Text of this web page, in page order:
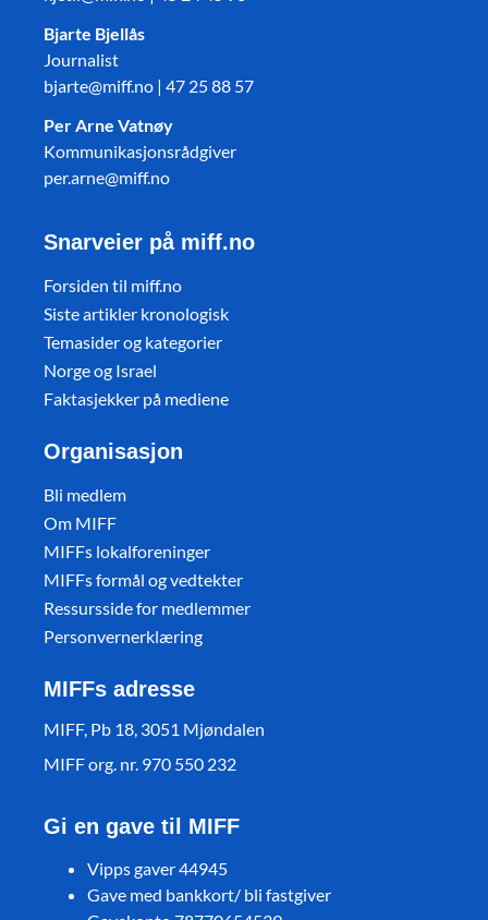
Bjarte Bjellås
Journalist
bjarte@miff.no | 47 25 88 57
Per Arne Vatnøy
Kommunikasjonsrådgiver
per.arne@miff.no
Snarveier på miff.no
Forsiden til miff.no
Siste artikler kronologisk
Temasider og kategorier
Norge og Israel
Faktasjekker på mediene
Organisasjon
Bli medlem
Om MIFF
MIFFs lokalforeninger
MIFFs formål og vedtekter
Ressursside for medlemmer
Personvernerklæring
MIFFs adresse
MIFF, Pb 18, 3051 Mjøndalen
MIFF org. nr. 970 550 232
Gi en gave til MIFF
Vipps gaver 44945
Gave med bankkort/ bli fastgiver